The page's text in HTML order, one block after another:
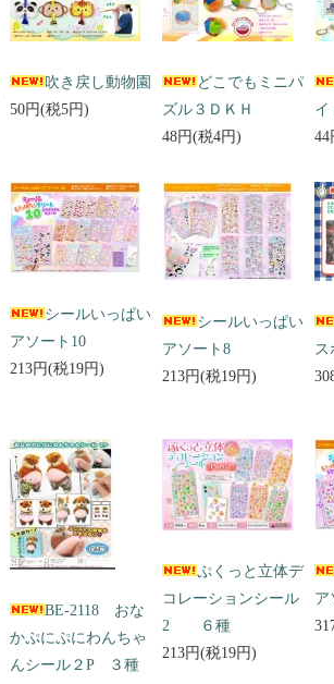
吹き戻し動物園
50円(税5円)
どこでもミニパ
ズル３ＤＫＨ
48円(税4円)
イ
44
シールいっぱい
アソート10
213円(税19円)
シールいっぱい
アソート8
213円(税19円)
ス
BE-2118 おな
かぷにぷにわんちゃ
んシール２P ３種
ぷくっと立体デ
コレーションシール
2 ６種
213円(税19円)
ア